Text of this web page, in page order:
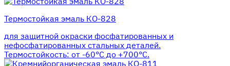
Термостойкая эмаль КО-828
для защитной окраски фосфатированных и
нефосфатированных стальных деталей.
Термостойкость: от -60°С до +700°С.